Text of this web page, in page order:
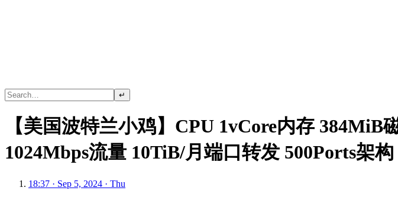
↵
【美国波特兰小鸡】CPU 1vCore内存
1024Mbps流量 10TiB/月端口转发 500Ports架
18:37 · Sep 5, 2024 · Thu